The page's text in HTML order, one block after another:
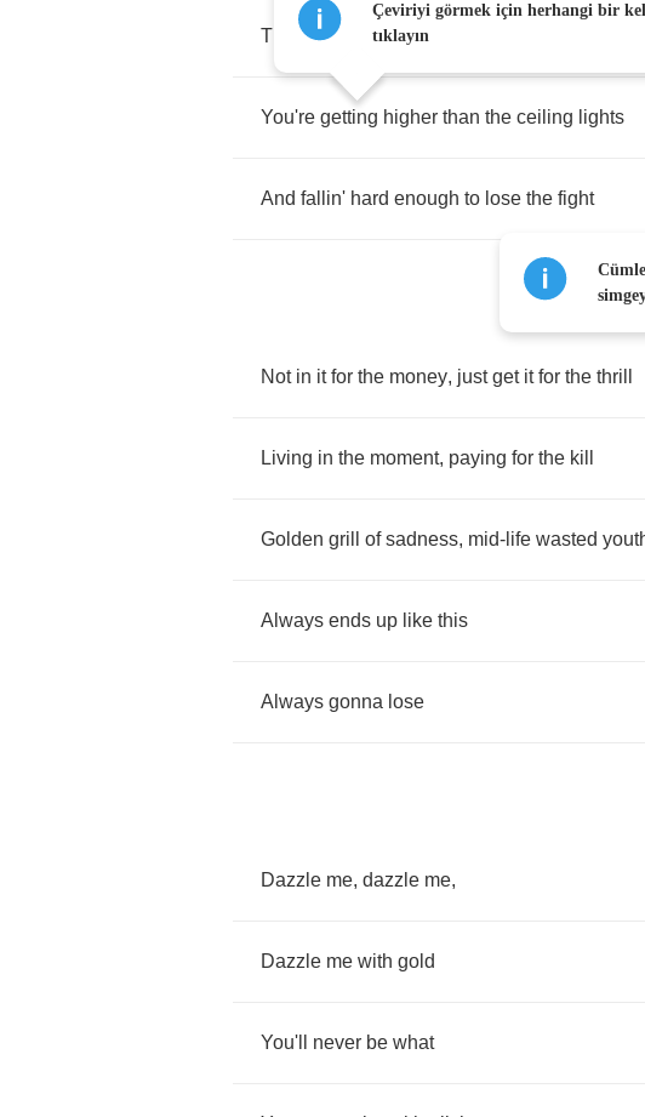
Throwing fire,tryin' to
You're getting higher than the ceiling lights
And fallin' hard enough to lose the fight
Not in it for the money, just get it for the thrill
Living in the moment, paying for the kill
Golden grill of sadness, mid- life wasted
Always ends up like this
Always gonna lose
Dazzle me, dazzle me,
Dazzle me with gold
You'll never be what
Çeviriyi görmek için herhangi bir
tıklayın